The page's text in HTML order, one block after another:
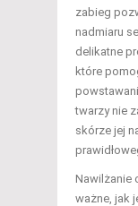
zabieg
nadmiaru
delikatne
które
twarzy nie
skórze jej
Nawilżanie
ważne, jak